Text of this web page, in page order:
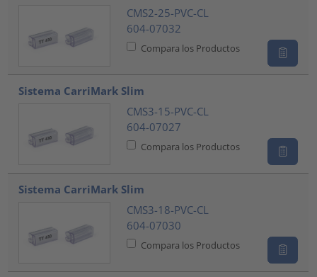
CMS2-25-PVC-CL
604-07032
Compara los Productos
Sistema CarriMark Slim
CMS3-15-PVC-CL
604-07027
Compara los Productos
Sistema CarriMark Slim
CMS3-18-PVC-CL
604-07030
Compara los Productos